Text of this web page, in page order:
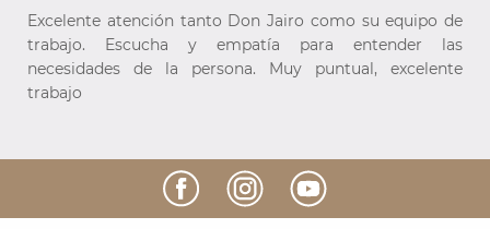
Excelente atención tanto Don Jairo como su equipo de
trabajo. Escucha y empatía para entender las
necesidades de la persona. Muy puntual, excelente
trabajo